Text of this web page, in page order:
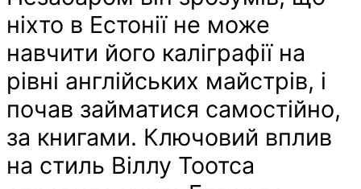
ніхто в Естонії не може
навчити його каліграфії на
рівні англійських майстрів, і
почав займатися самостійно,
за книгами. Ключовий вплив
на стиль Віллу Тоотса